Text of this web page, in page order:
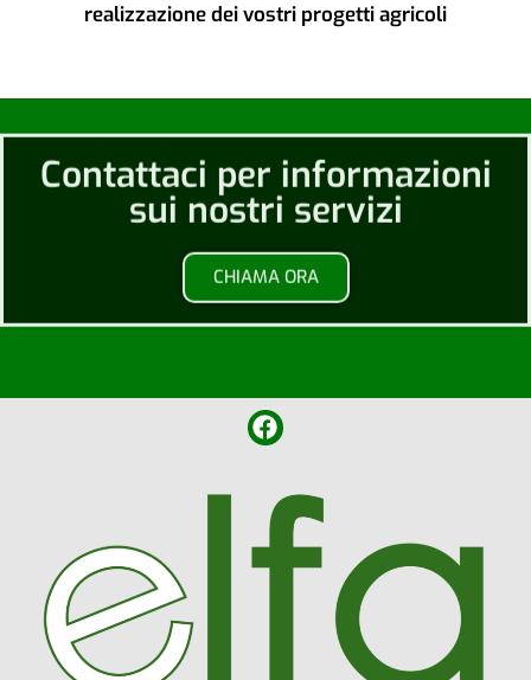
realizzazione dei vostri progetti agricoli
Contattaci per informazioni
sui nostri servizi
CHIAMA ORA